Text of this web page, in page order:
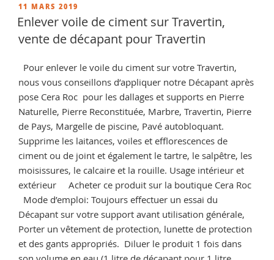
conseils
et
de
produits
de
traitement »
PUBLIÉ
LE
11 MARS 2019
Enlever voile de ciment sur Travertin,
vente de décapant pour Travertin
Pour enlever le voile du ciment sur votre Travertin,
nous vous conseillons d’appliquer notre Décapant après
pose Cera Roc pour les dallages et supports en Pierre
Naturelle, Pierre Reconstituée, Marbre, Travertin, Pierre
de Pays, Margelle de piscine, Pavé autobloquant.
Supprime les laitances, voiles et efflorescences de
ciment ou de joint et également le tartre, le salpêtre, les
moisissures, le calcaire et la rouille. Usage intérieur et
extérieur Acheter ce produit sur la boutique Cera Roc
Mode d’emploi: Toujours effectuer un essai du
Décapant sur votre support avant utilisation générale,
Porter un vêtement de protection, lunette de protection
et des gants appropriés. Diluer le produit 1 fois dans